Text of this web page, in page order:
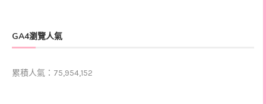
GA4瀏覽人氣
累積人氣：75,954,152